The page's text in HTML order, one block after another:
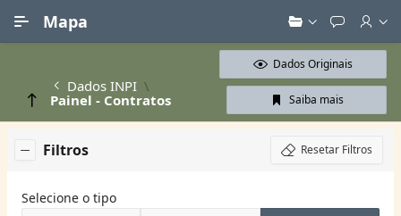
Mapa
Dados INPI
Painel - Contratos
Dados Originais
Saiba mais
Filtros Resetar Filtros
Selecione o tipo